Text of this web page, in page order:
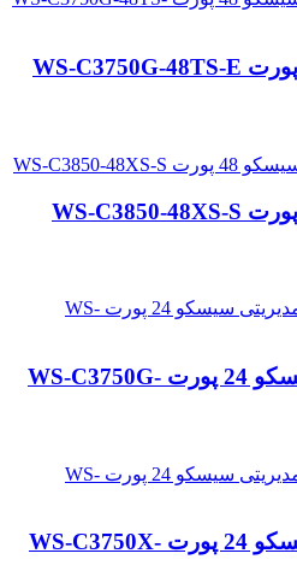
سوئیچ شبکه سیسکو 48 پورت WS-C3750G-48TS-E
سوئیچ شبکه سیسکو 48 پورت WS-C3850-48XS-S
سوئیچ شبکه مدیریتی سیسکو 24 پورت WS-C3750G-
سوئیچ شبکه مدیریتی سیسکو 24 پورت WS-C3750X-